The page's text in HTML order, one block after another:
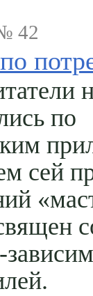
42
по
сей